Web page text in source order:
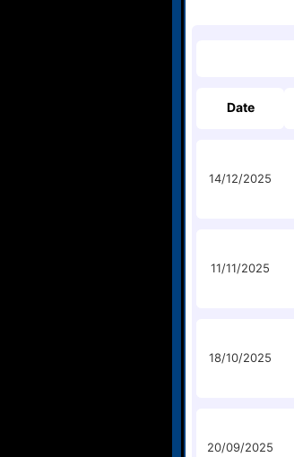
Date
14/12/2025
11/11/2025
18/10/2025
20/09/2025